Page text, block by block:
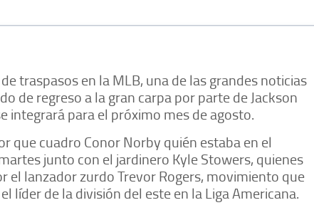
traspasos en la MLB, una de las grandes noticias
de regreso a la gran carpa por parte de Jackson
integrará para el próximo mes de agosto.
que cuadro Conor Norby quién estaba en el
junto con el jardinero Kyle Stowers, quienes
el lanzador zurdo Trevor Rogers, movimiento que
líder de la división del este en la Liga Americana.